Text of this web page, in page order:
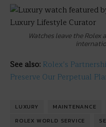
Watches leave the
See also: Rolex’s
Preserve Our Perpetual
LUXURY MAINTENANCE
ROLEX WORLD SERVICE